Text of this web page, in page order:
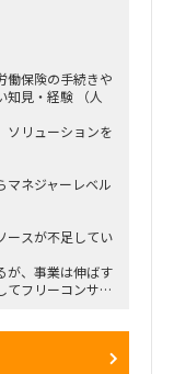
働保険の手続きや
知見・経験 （人
ソリューションを
マネジャーレベル
ースが不足してい
が、事業は伸ばす
てフリーコンサル